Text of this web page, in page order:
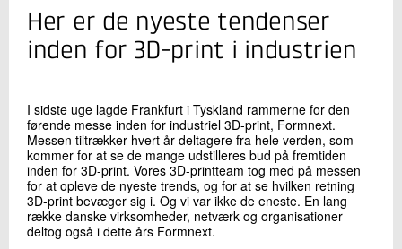
Jeppe Skinnerup Byskov
Centerchef, ph.d.
Industriel 3D print
LinkedIn
Skriv til mig
Her er de nyeste tendenser
inden for 3D-print i industrien
I sidste uge lagde Frankfurt i Tyskland rammerne for den
førende messe inden for industriel 3D-print, Formnext.
Messen tiltrækker hvert år deltagere fra hele verden, som
kommer for at se de mange udstilleres bud på fremtiden
inden for 3D-print. Vores 3D-printteam tog med på messen
for at opleve de nyeste trends, og for at se hvilken retning
3D-print bevæger sig i. Og vi var ikke de eneste. En lang
række danske virksomheder, netværk og organisationer
deltog også i dette års Formnext.